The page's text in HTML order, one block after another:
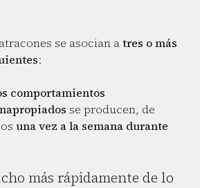
se asocian atres o más
:
comportamientos
se producen, de
una vez a la semana durante
más rápidamente de lo